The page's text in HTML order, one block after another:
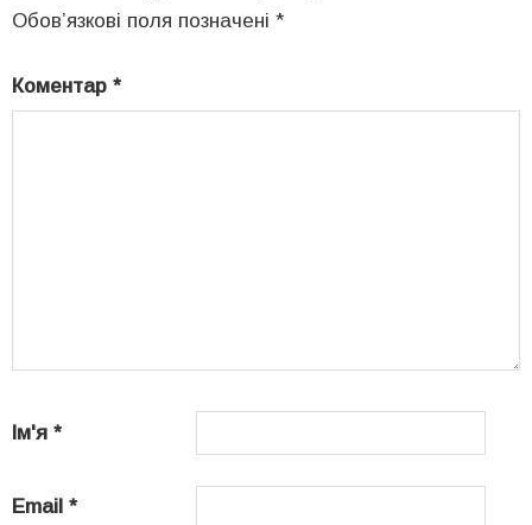
Обов’язкові поля позначені *
Коментар *
Ім'я *
Email *